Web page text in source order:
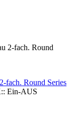
fach. Round Series
Ein-AUS